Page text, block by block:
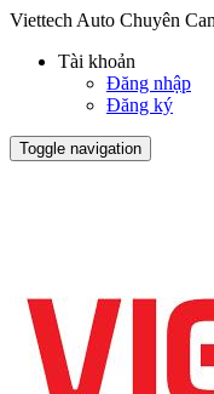
Viettech Auto Chuyên
Tài khoản
Đăng nhập
Đăng ký
Toggle navigation